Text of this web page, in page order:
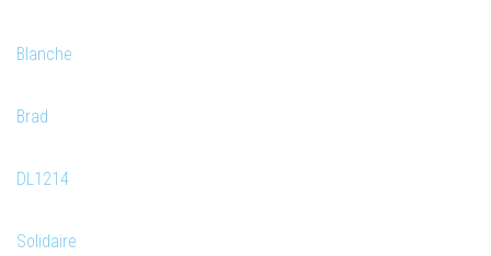
Blanche
Brad
DL1214
Solidaire